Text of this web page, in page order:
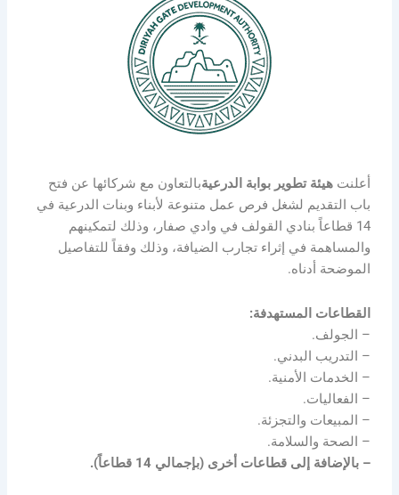
أعلنتهيئة تطوير بوابة الدرعيةبالتعاون مع شركائها عن فتح
باب التقديم لشغل فرص عمل متنوعة لأبناء وبنات الدرعية في
14 قطاعاً بنادي القولف في وادي صفار، وذلك لتمكينهم
والمساهمة في إثراء تجارب الضيافة، وذلك وفقاً للتفاصيل
الموضحة أدناه.
القطاعات المستهدفة:
– الجولف.
– التدريب البدني.
– الخدمات الأمنية.
– الفعاليات.
– المبيعات والتجزئة.
– الصحة والسلامة.
– بالإضافة إلى قطاعات أخرى (بإجمالي 14 قطاعاً).